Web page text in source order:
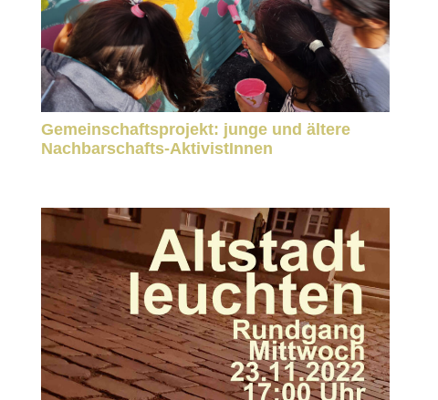
Gemeinschaftsprojekt: junge und ältere
Nachbarschafts-AktivistInnen